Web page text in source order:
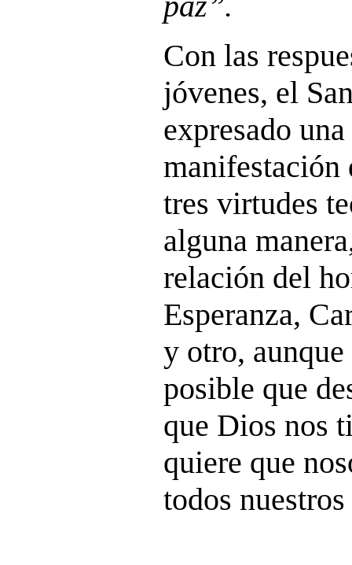
Con las
jóvenes, el
expresado
manifestación
tres virtudes
alguna
relación del
Esperanza,
y otro, aunque
posible que
que Dios nos
quiere que
todos